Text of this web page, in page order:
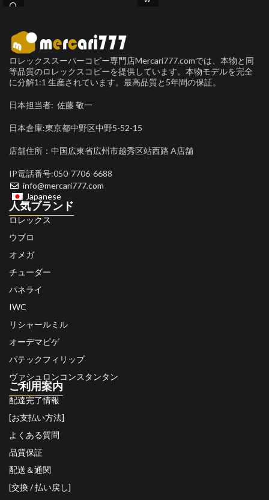
ロレックススーパーコピー専門店Mercari777.comでは、本物と同
等品質のロレックスコピーを提供しています。本物モデルを完全
に分解1:1 生産されています。最高品質と5年間の保証。
日本担当者: 佐藤 敬一
日本倉庫:東京都中野区中野5-52-15
店舗住所：中国広東省広州市越秀区站西路 A店舗
IP電話番号:050-7706-6688
info@mercari777.com
Japanese
人気ブランド
ロレックス
ウブロ
オメガ
チューダー
パネライ
IWC
リシャールミル
オーデマピゲ
パテックフィリップ
ヴァシュロンコンスタンタン
ご利用案内
配達完了情報
[お支払い方法]
よくある質問
品質保証
配送＆通関
[交換 / 払い戻し]